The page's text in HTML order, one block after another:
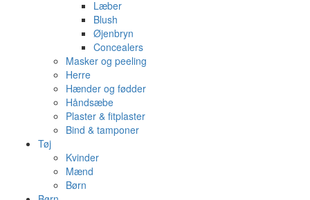
Læber
Blush
Øjenbryn
Concealers
Masker og peeling
Herre
Hænder og fødder
Håndsæbe
Plaster & fitplaster
Bind & tamponer
Tøj
Kvinder
Mænd
Børn